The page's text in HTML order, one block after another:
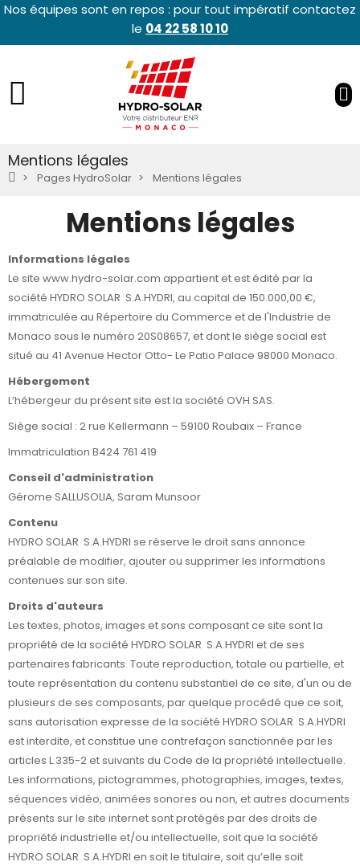
Nos équipes sont en repos : pour tout impératif contactez
le 04 22 58 10 10
Mentions légales
Pages HydroSolar Mentions légales
Mentions légales
Informations légales
Le site www.hydro-solar.com appartient et est édité par la
société HYDRO SOLAR S.A.HYDRI, au capital de 150.000,00 €,
immatriculée au Répertoire du Commerce et de l'Industrie de
Monaco sous le numéro 20S08657, et dont le siège social est
situé au 41 Avenue Hector Otto- Le Patio Palace 98000 Monaco.
Hébergement
L’hébergeur du présent site est la société OVH SAS.
Siège social : 2 rue Kellermann – 59100 Roubaix – France
Immatriculation B424 761 419
Conseil d'administration
Gérome SALLUSOLIA, Saram Munsoor
Contenu
HYDRO SOLAR S.A.HYDRI se réserve le droit sans annonce
préalable de modifier, ajouter ou supprimer les informations
contenues sur son site.
Droits d'auteurs
Les textes, photos, images et sons composant ce site sont la
propriété de la société HYDRO SOLAR S.A.HYDRI et de ses
partenaires fabricants. Toute reproduction, totale ou partielle, et
toute représentation du contenu substantiel de ce site, d'un ou de
plusieurs de ses composants, par quelque procédé que ce soit,
sans autorisation expresse de la société HYDRO SOLAR S.A.HYDRI
est interdite, et constitue une contrefaçon sanctionnée par les
articles L.335-2 et suivants du Code de la propriété intellectuelle.
Les informations, pictogrammes, photographies, images, textes,
séquences vidéo, animées sonores ou non, et autres documents
présents sur le site internet sont protégés par des droits de
propriété industrielle et/ou intellectuelle, soit que la société
HYDRO SOLAR S.A.HYDRI en soit le titulaire, soit qu’elle soit